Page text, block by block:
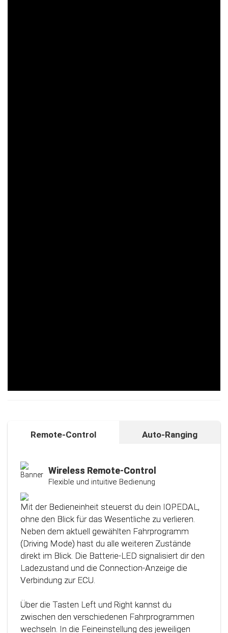
Remote-Control Auto-Ranging
Wireless Remote-Control
Flexible und intuitive Bedienung
Mit der Bedieneinheit steuerst du dein IOPEDAL,
ohne den Blick für das Wesentliche zu verlieren.
Neben dem aktuell gewählten Fahrprogramm
(Driving Mode) hast du alle weiteren Zustände
direkt im Blick. Die Batterie-LED signalisiert dir den
Ladezustand und die Connection-Anzeige die
Verbindung zur ECU.
Über die Tasten Left und Right kannst du
zwischen den verschiedenen Fahrprogrammen
wechseln. In die Feineinstellung des jeweiligen
Kalibrierungsfunktion
Das Steuergerät (ECU) verfügt über eine
intelligente Kalibrierfunktion. Direkt nach dem
Einbau des IOPEDAL werden alle notwendigen
Informationen des Gaspedals automatisch
analysiert und zu einem optimierten individuellen
Kennfeld verarbeitet. Dadurch werden die
einzelnen Fahrmodi (Fahrprogramme)
automatisch an die Charakteristik des Gaspedals
Technologie werden alle Potenziale deines
Fahrzeuges erkannt und können optimal genutzt
werden.